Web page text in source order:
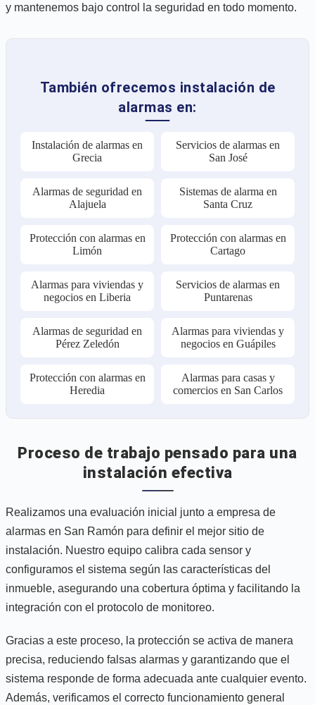
y mantenemos bajo control la seguridad en todo momento.
También ofrecemos instalación de
alarmas en:
Instalación de alarmas en
Grecia
Servicios de alarmas en
San José
Alarmas de seguridad en
Alajuela
Sistemas de alarma en
Santa Cruz
Protección con alarmas en
Limón
Protección con alarmas en
Cartago
Alarmas para viviendas y
negocios en Liberia
Servicios de alarmas en
Puntarenas
Alarmas de seguridad en
Pérez Zeledón
Alarmas para viviendas y
negocios en Guápiles
Protección con alarmas en
Heredia
Alarmas para casas y
comercios en San Carlos
Proceso de trabajo pensado para una
instalación efectiva
Realizamos una evaluación inicial junto a empresa de
alarmas en San Ramón para definir el mejor sitio de
instalación. Nuestro equipo calibra cada sensor y
configuramos el sistema según las características del
inmueble, asegurando una cobertura óptima y facilitando la
integración con el protocolo de monitoreo.
Gracias a este proceso, la protección se activa de manera
precisa, reduciendo falsas alarmas y garantizando que el
sistema responde de forma adecuada ante cualquier evento.
Además, verificamos el correcto funcionamiento general